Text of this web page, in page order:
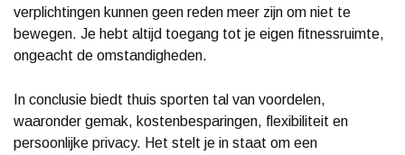
verplichtingen kunnen geen reden meer zijn om niet te
bewegen. Je hebt altijd toegang tot je eigen fitnessruimte,
ongeacht de omstandigheden.
In conclusie biedt thuis sporten tal van voordelen,
waaronder gemak, kostenbesparingen, flexibiliteit en
persoonlijke privacy. Het stelt je in staat om een